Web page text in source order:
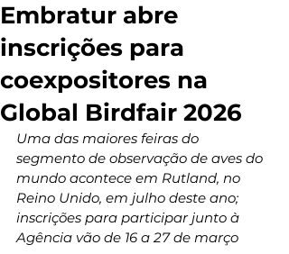
Embratur abre
inscrições para
coexpositores na
Global Birdfair 2026
Uma das maiores feiras do
segmento de observação de aves do
mundo acontece em Rutland, no
Reino Unido, em julho deste ano;
inscrições para participar junto à
Agência vão de 16 a 27 de março